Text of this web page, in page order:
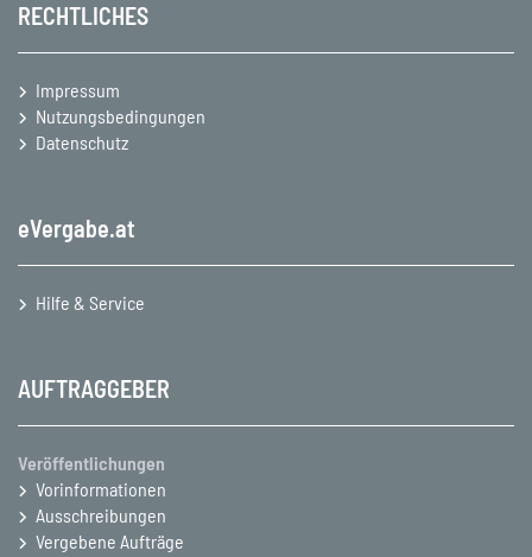
RECHTLICHES
Impressum
Nutzungsbedingungen
Datenschutz
eVergabe.at
Hilfe & Service
AUFTRAGGEBER
Veröffentlichungen
Vorinformationen
Ausschreibungen
Vergebene Aufträge